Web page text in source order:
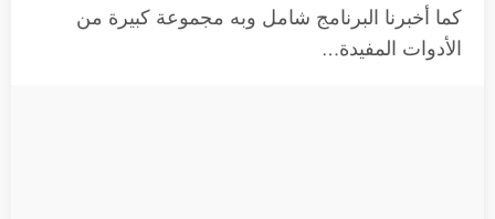
كما أخبرنا البرنامج شامل وبه مجموعة كبيرة من
الأدوات المفيدة…